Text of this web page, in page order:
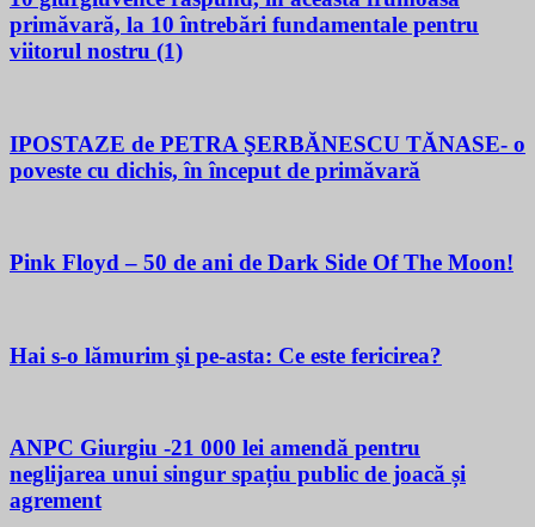
primăvară, la 10 întrebări fundamentale pentru
viitorul nostru (1)
IPOSTAZE de PETRA ŞERBĂNESCU TĂNASE- o
poveste cu dichis, în început de primăvară
Pink Floyd – 50 de ani de Dark Side Of The Moon!
Hai s-o lămurim şi pe-asta: Ce este fericirea?
ANPC Giurgiu -21 000 lei amendă pentru
neglijarea unui singur spațiu public de joacă și
agrement